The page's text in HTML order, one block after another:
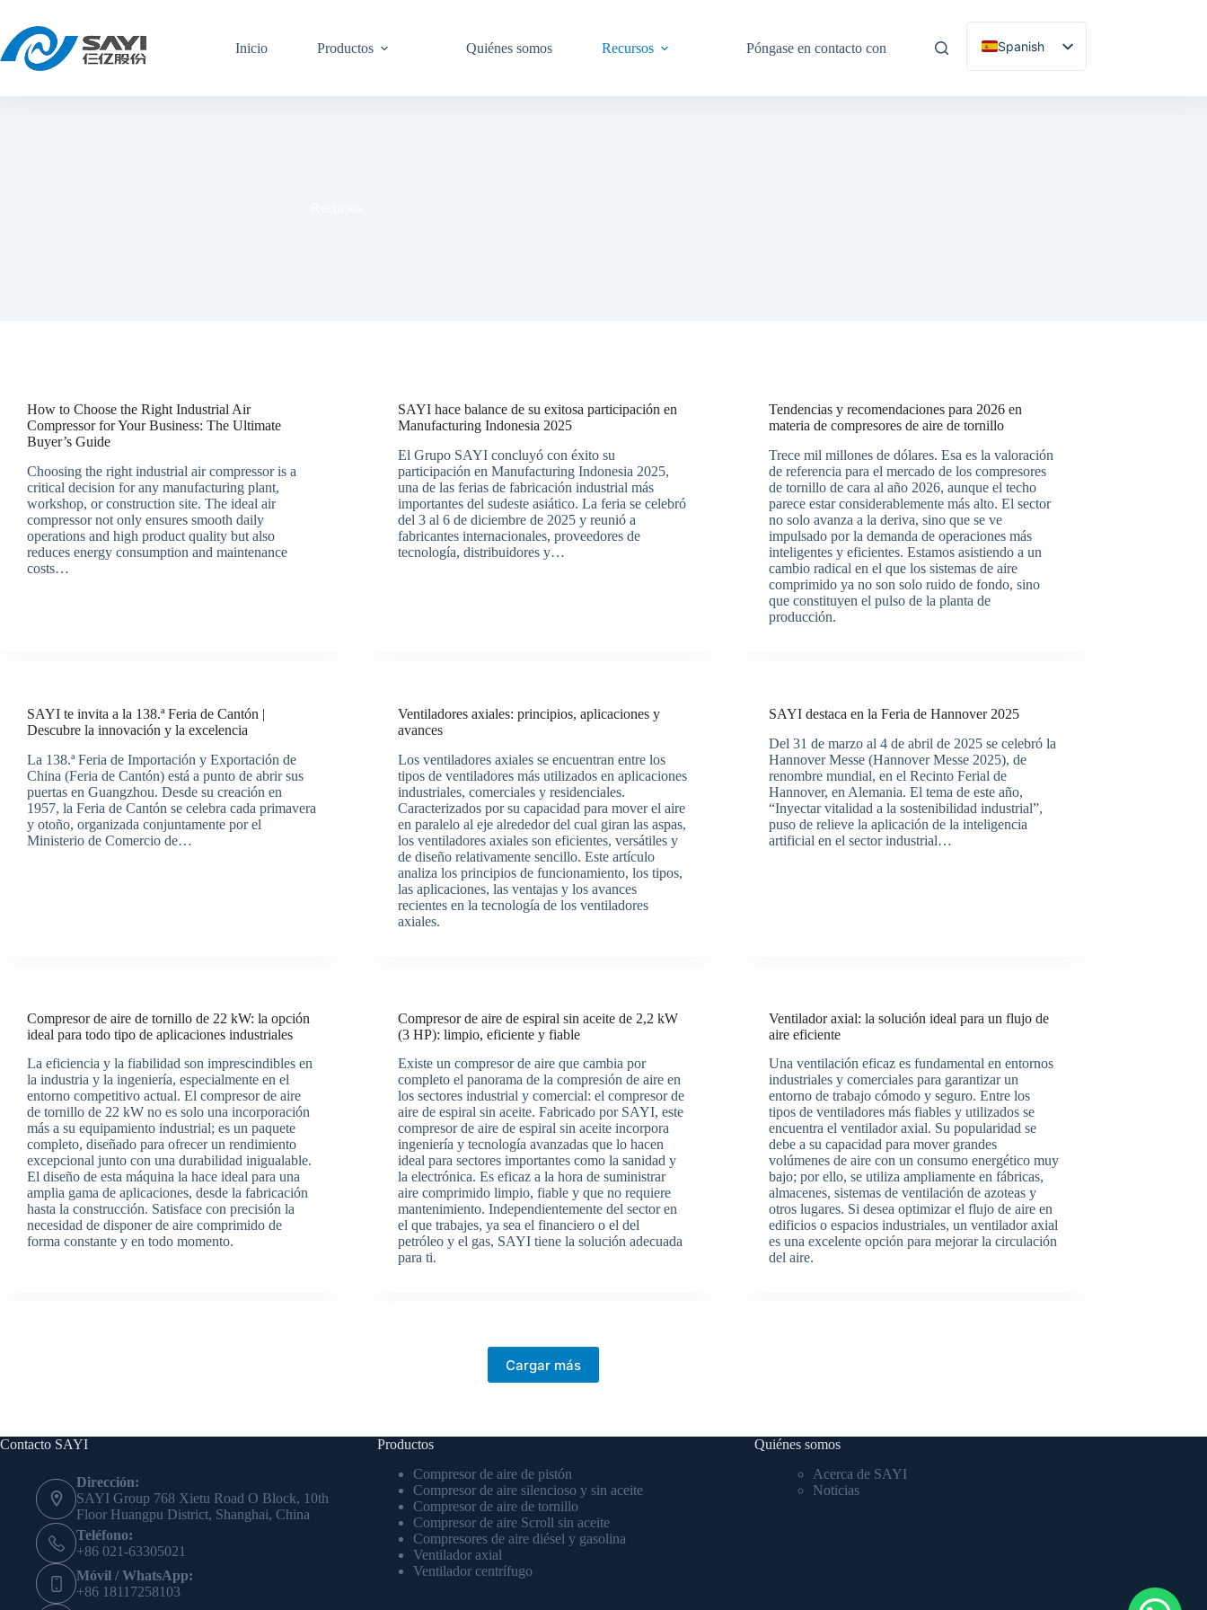
contenido
Inicio Productos Quiénes somos Recursos Póngase en contacto con
Spanish
English
How to Choose the Right Industrial Air
Compressor for Your Business: The Ultimate
Buyer’s Guide
Choosing the right industrial air compressor is a
critical decision for any manufacturing plant,
workshop, or construction site. The ideal air
compressor not only ensures smooth daily
operations and high product quality but also
reduces energy consumption and maintenance
costs…
SAYI hace balance de su exitosa participación en
Manufacturing Indonesia 2025
El Grupo SAYI concluyó con éxito su
participación en Manufacturing Indonesia 2025,
una de las ferias de fabricación industrial más
importantes del sudeste asiático. La feria se celebró
del 3 al 6 de diciembre de 2025 y reunió a
fabricantes internacionales, proveedores de
tecnología, distribuidores y…
Tendencias y recomendaciones para 2026 en
materia de compresores de aire de tornillo
Trece mil millones de dólares. Esa es la valoración
de referencia para el mercado de los compresores
de tornillo de cara al año 2026, aunque el techo
parece estar considerablemente más alto. El sector
no solo avanza a la deriva, sino que se ve
impulsado por la demanda de operaciones más
inteligentes y eficientes. Estamos asistiendo a un
cambio radical en el que los sistemas de aire
comprimido ya no son solo ruido de fondo, sino
que constituyen el pulso de la planta de
producción.
SAYI te invita a la 138.ª Feria de Cantón |
Descubre la innovación y la excelencia
La 138.ª Feria de Importación y Exportación de
China (Feria de Cantón) está a punto de abrir sus
puertas en Guangzhou. Desde su creación en
1957, la Feria de Cantón se celebra cada primavera
y otoño, organizada conjuntamente por el
Ministerio de Comercio de…
Ventiladores axiales: principios, aplicaciones y
avances
Los ventiladores axiales se encuentran entre los
tipos de ventiladores más utilizados en aplicaciones
industriales, comerciales y residenciales.
Caracterizados por su capacidad para mover el aire
en paralelo al eje alrededor del cual giran las aspas,
los ventiladores axiales son eficientes, versátiles y
de diseño relativamente sencillo. Este artículo
analiza los principios de funcionamiento, los tipos,
las aplicaciones, las ventajas y los avances
recientes en la tecnología de los ventiladores
axiales.
SAYI destaca en la Feria de Hannover 2025
Del 31 de marzo al 4 de abril de 2025 se celebró la
Hannover Messe (Hannover Messe 2025), de
renombre mundial, en el Recinto Ferial de
Hannover, en Alemania. El tema de este año,
“Inyectar vitalidad a la sostenibilidad industrial”,
puso de relieve la aplicación de la inteligencia
artificial en el sector industrial…
Compresor de aire de tornillo de 22 kW: la opción
ideal para todo tipo de aplicaciones industriales
La eficiencia y la fiabilidad son imprescindibles en
la industria y la ingeniería, especialmente en el
entorno competitivo actual. El compresor de aire
de tornillo de 22 kW no es solo una incorporación
más a su equipamiento industrial; es un paquete
completo, diseñado para ofrecer un rendimiento
excepcional junto con una durabilidad inigualable.
El diseño de esta máquina la hace ideal para una
amplia gama de aplicaciones, desde la fabricación
hasta la construcción. Satisface con precisión la
necesidad de disponer de aire comprimido de
forma constante y en todo momento.
Compresor de aire de espiral sin aceite de 2,2 kW
(3 HP): limpio, eficiente y fiable
Existe un compresor de aire que cambia por
completo el panorama de la compresión de aire en
los sectores industrial y comercial: el compresor de
aire de espiral sin aceite. Fabricado por SAYI, este
compresor de aire de espiral sin aceite incorpora
ingeniería y tecnología avanzadas que lo hacen
ideal para sectores importantes como la sanidad y
la electrónica. Es eficaz a la hora de suministrar
aire comprimido limpio, fiable y que no requiere
mantenimiento. Independientemente del sector en
el que trabajes, ya sea el financiero o el del
petróleo y el gas, SAYI tiene la solución adecuada
para ti.
Ventilador axial: la solución ideal para un flujo de
aire eficiente
Una ventilación eficaz es fundamental en entornos
industriales y comerciales para garantizar un
entorno de trabajo cómodo y seguro. Entre los
tipos de ventiladores más fiables y utilizados se
encuentra el ventilador axial. Su popularidad se
debe a su capacidad para mover grandes
volúmenes de aire con un consumo energético muy
bajo; por ello, se utiliza ampliamente en fábricas,
almacenes, sistemas de ventilación de azoteas y
otros lugares. Si desea optimizar el flujo de aire en
edificios o espacios industriales, un ventilador axial
es una excelente opción para mejorar la circulación
del aire.
Cargar más
Contacto SAYI
Dirección:
SAYI Group 768 Xietu Road O Block, 10th
Floor Huangpu District, Shanghai, China
Teléfono:
+86 021-63305021
Móvil / WhatsApp:
+86 18117258103
Productos
Compresor de aire de pistón
Compresor de aire silencioso y sin aceite
Compresor de aire de tornillo
Compresor de aire Scroll sin aceite
Compresores de aire diésel y gasolina
Ventilador axial
Ventilador centrífugo
Quiénes somos
Acerca de SAYI
Noticias